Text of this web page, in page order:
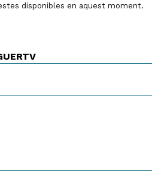
disponibles en aquest moment.